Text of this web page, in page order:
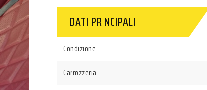
DATI PRINCIPALI
Condizione
Carrozzeria